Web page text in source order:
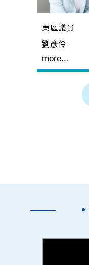
東區議員
劉彥伶
more...